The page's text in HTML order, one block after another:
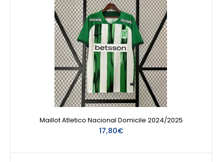
Maillot Atletico Nacional Domicile 2024/2025
17,80€